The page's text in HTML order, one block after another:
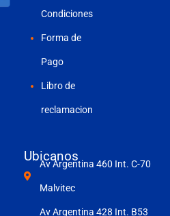
Condiciones
Forma de
Pago
Libro de
reclamacion
Ubicanos
Av Argentina 460 Int. C-70
Malvitec
Av Argentina 428 Int. B53